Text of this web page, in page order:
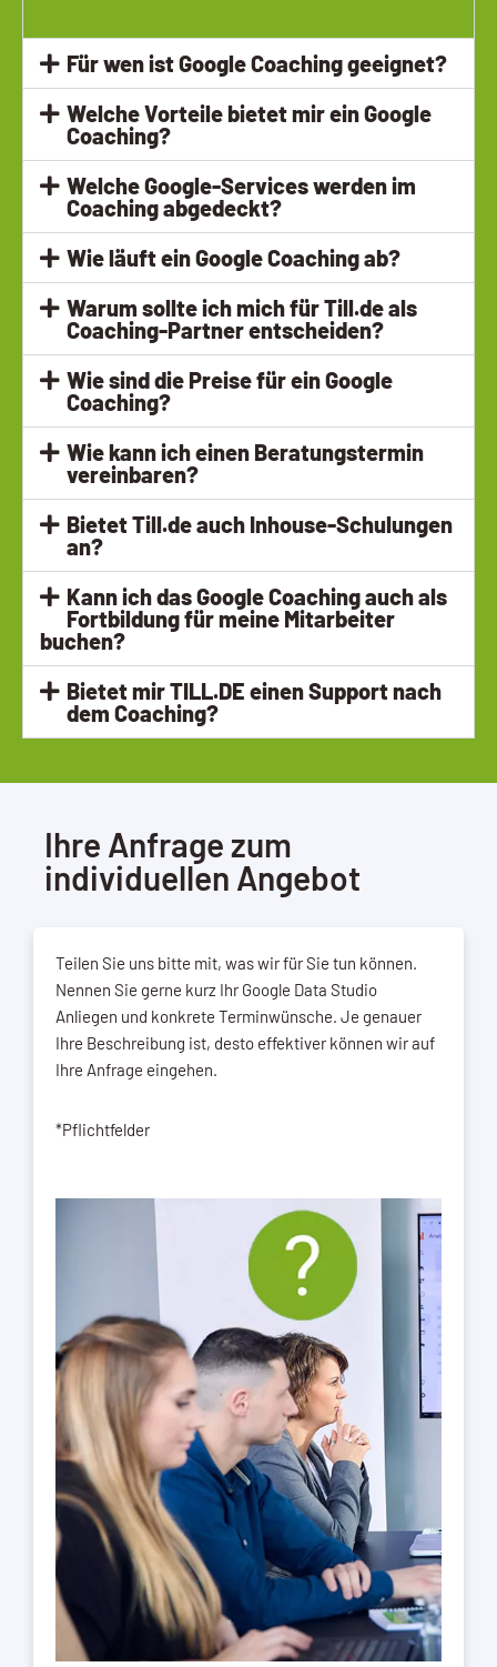
Für wen ist Google Coaching geeignet?
Welche Vorteile bietet mir ein Google
Coaching?
Welche Google-Services werden im
Coaching abgedeckt?
Wie läuft ein Google Coaching ab?
Warum sollte ich mich für Till.de als
Coaching-Partner entscheiden?
Wie sind die Preise für ein Google
Coaching?
Wie kann ich einen Beratungstermin
vereinbaren?
Bietet Till.de auch Inhouse-Schulungen
an?
Kann ich das Google Coaching auch als
Fortbildung für meine Mitarbeiter
buchen?
Bietet mir TILL.DE einen Support nach
dem Coaching?
Ihre Anfrage zum
individuellen Angebot
Teilen Sie uns bitte mit, was wir für Sie tun können.
Nennen Sie gerne kurz Ihr Google Data Studio
Anliegen und konkrete Terminwünsche. Je genauer
Ihre Beschreibung ist, desto effektiver können wir auf
Ihre Anfrage eingehen.
*Pflichtfelder